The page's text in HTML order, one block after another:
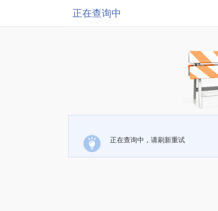
正在查询中
正在查询中，请刷新重试